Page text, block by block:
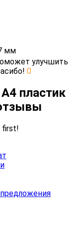
мм
улучшить
0
пластик
first!